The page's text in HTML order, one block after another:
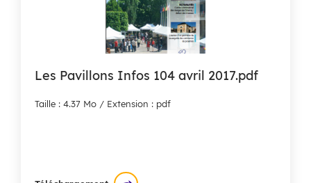
Les Pavillons Infos 104 avril 2017.pdf
Taille : 4.37 Mo / Extension : pdf